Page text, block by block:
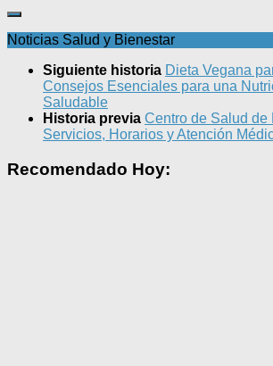
Noticias Salud y Bienestar
Siguiente historia Dieta Vegana
Consejos Esenciales para una
Saludable
Historia previa Centro de Salud de
Servicios, Horarios y Atención
Recomendado Hoy: